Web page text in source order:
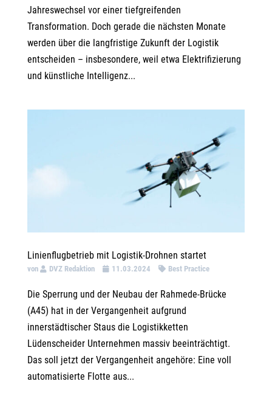
Jahreswechsel vor einer tiefgreifenden
Transformation. Doch gerade die nächsten Monate
werden über die langfristige Zukunft der Logistik
entscheiden – insbesondere, weil etwa Elektrifizierung
und künstliche Intelligenz...
Linienflugbetrieb mit Logistik-Drohnen startet
von DVZ Redaktion 11.03.2024 Best Practice
Die Sperrung und der Neubau der Rahmede-Brücke
(A45) hat in der Vergangenheit aufgrund
innerstädtischer Staus die Logistikketten
Lüdenscheider Unternehmen massiv beeinträchtigt.
Das soll jetzt der Vergangenheit angehöre: Eine voll
automatisierte Flotte aus...